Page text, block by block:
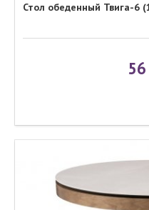
Стол обеденный Твига-6